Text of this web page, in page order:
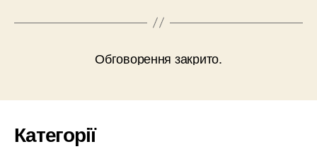
Обговорення закрито.
Категорії